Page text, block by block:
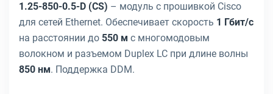
1.25-850-0.5-D (CS) – модуль с прошивкой Cisco
для сетей Ethernet. Обеспечивает скорость 1 Гбит/с
на расстоянии до 550 м с многомодовым
волокном и разъемом Duplex LC при длине волны
850 нм. Поддержка DDM.